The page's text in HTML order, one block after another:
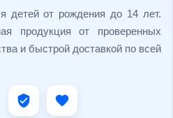
детей от рождения до 14 лет.
продукция от проверенных
и быстрой доставкой по всей